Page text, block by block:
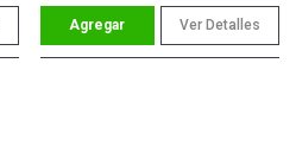
Ver Detalles